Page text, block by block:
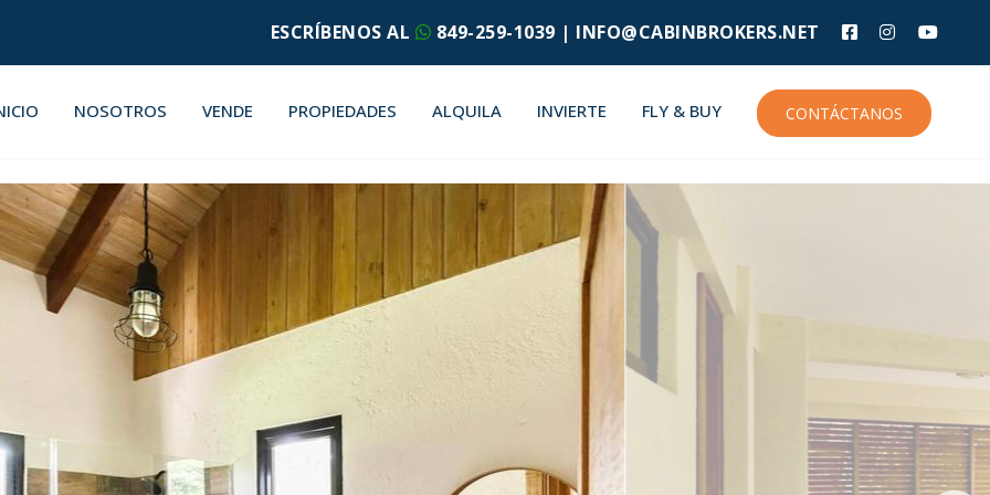
ESCRÍBENOS AL 849-259-1039 | INFO@CABINBROKERS.NET
NOSOTROS VENDE PROPIEDADES ALQUILA INVIERTE FLY & BUY CONTÁCTANOS